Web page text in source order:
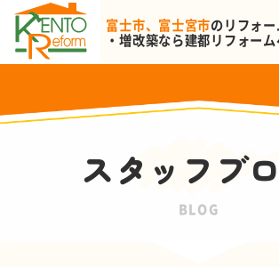
富士市、富士宮市のリフォー
・増改築なら建都リフォーム
スタッフブ
BLOG